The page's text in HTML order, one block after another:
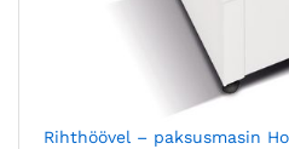
Rihthöövel – paksusmasin